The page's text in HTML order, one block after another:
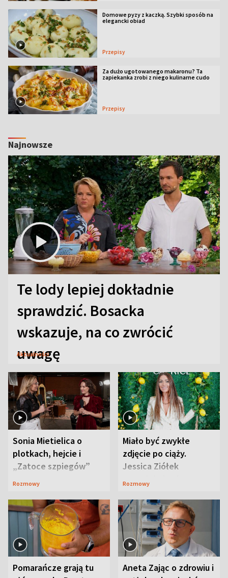
Domowe pyzy z kaczką. Szybki sposób na
elegancki obiad
Przepisy
Za dużo ugotowanego makaronu? Ta
zapiekanka zrobi z niego kulinarne cudo
Przepisy
Najnowsze
Te lody lepiej dokładnie
sprawdzić. Bosacka
wskazuje, na co zwrócić
uwagę
Aktualności
Sonia Mietielica o
plotkach, hejcie i
„Zatoce szpiegów”
Rozmowy
Miało być zwykłe
zdjęcie po ciąży.
Jessica Ziółek
wywołała lawinę
Rozmowy
Pomarańcze grają tu
Aneta Zając o zdrowiu i